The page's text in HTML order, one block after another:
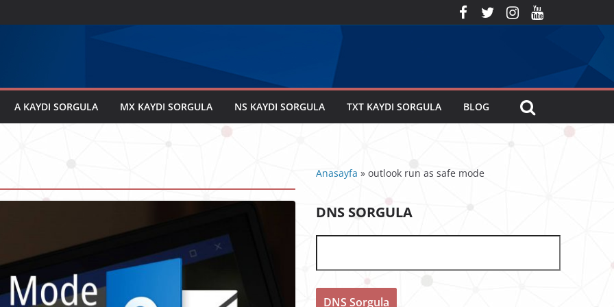
A KAYDI SORGULA MX KAYDI SORGULA NS KAYDI SORGULA TXT KAYDI SORGULA BLOG
Anasayfa » outlook run as safe mode
DNS SORGULA